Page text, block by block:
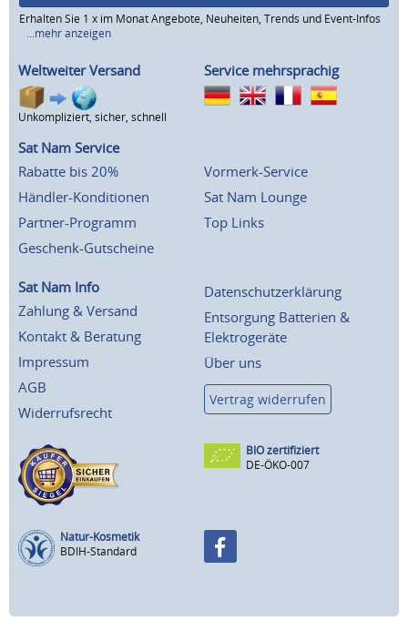
Erhalten Sie 1 x im Monat Angebote, Neuheiten, Trends und Event-Infos
...mehr anzeigen
Weltweiter Versand
Unkompliziert, sicher, schnell
Service mehrsprachig
Sat Nam Service
Rabatte bis 20%
Händler-Konditionen
Partner-Programm
Geschenk-Gutscheine
Vormerk-Service
Sat Nam Lounge
Top Links
Sat Nam Info
Zahlung & Versand
Kontakt & Beratung
Impressum
AGB
Widerrufsrecht
Datenschutzerklärung
Entsorgung Batterien &
Elektrogeräte
Über uns
Vertrag widerrufen
BIO zertifiziert
DE-ÖKO-007
Natur-Kosmetik
BDIH-Standard